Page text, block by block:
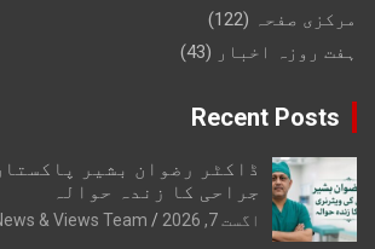
مرکزی صفحہ (122)
ہفت روزہ اخبار (43)
Recent Posts
ڈاکٹر رضوان بشیر
جراحی کا زندہ حوالہ
اگست 7, 2026 & Views Team